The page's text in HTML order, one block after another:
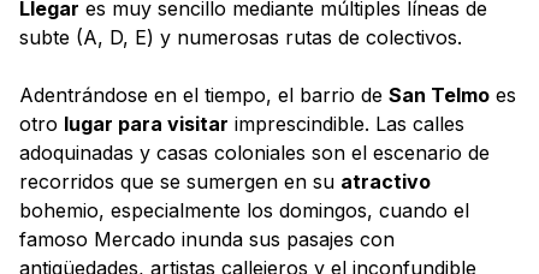
Llegar es muy sencillo mediante múltiples líneas de
subte (A, D, E) y numerosas rutas de colectivos.
Adentrándose en el tiempo, el barrio de San Telmo es
otro lugar para visitar imprescindible. Las calles
adoquinadas y casas coloniales son el escenario de
recorridos que se sumergen en su atractivo
bohemio, especialmente los domingos, cuando el
famoso Mercado inunda sus pasajes con
antigüedades, artistas callejeros y el inconfundible